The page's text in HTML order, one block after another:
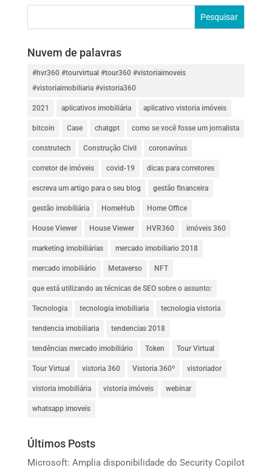
Nuvem de palavras
#hvr360 #tourvirtual #tour360 #vistoriaimoveis
#vistoriaimobiliaria #vistoria360
2021 aplicativos imobiliária aplicativo vistoria imóveis
bitcoin Case chatgpt como se você fosse um jornalista
construtech Construção Civil coronavírus
corretor de imóveis covid-19 dicas para corretores
escreva um artigo para o seu blog gestão financeira
gestão imobiliária HomeHub Home Office
House Viewer House Viewer HVR360 imóveis 360
marketing imobiliárias mercado imobiliario 2018
mercado imobiliário Metaverso NFT
que está utilizando as técnicas de SEO sobre o assunto:
Tecnologia tecnologia imobiliaria tecnologia vistoria
tendencia imobiliaria tendencias 2018
tendências mercado imobiliário Token Tour Virtual
Tour Virtual vistoria 360 Vistoria 360º vistoriador
vistoria imobiliária vistoria imóveis webinar
whatsapp imoveis
Últimos Posts
Microsoft: Amplia disponibilidade do Security Copilot